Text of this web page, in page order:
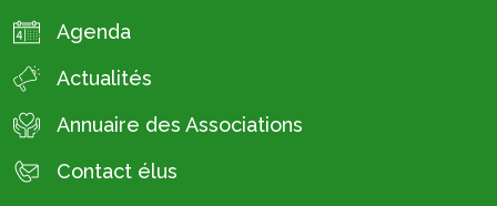
Agenda
Actualités
Annuaire des Associations
Contact élus